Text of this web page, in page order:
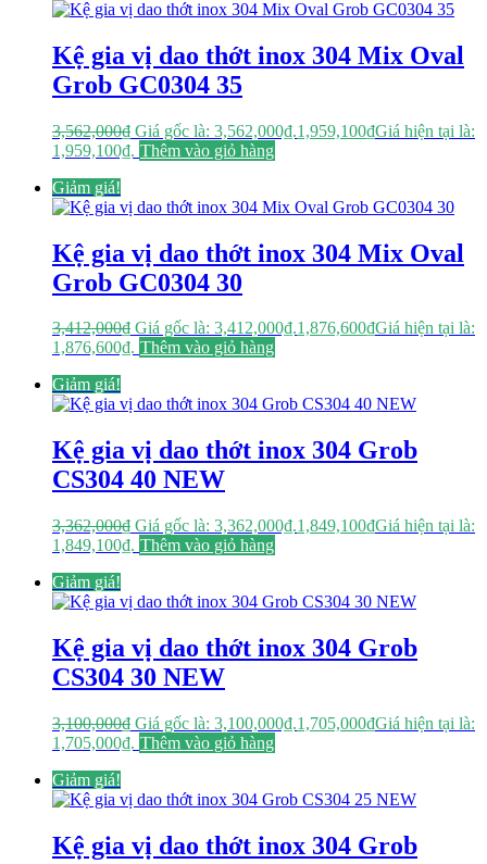
Kệ gia vị dao thớt inox 304 Mix Oval
Grob GC0304 35
3,562,000₫ Giá gốc là: 3,562,000₫.1,959,100₫Giá hiện tại là:
1,959,100₫. Thêm vào giỏ hàng
Giảm giá!
Kệ gia vị dao thớt inox 304 Mix Oval
Grob GC0304 30
3,412,000₫ Giá gốc là: 3,412,000₫.1,876,600₫Giá hiện tại là:
1,876,600₫. Thêm vào giỏ hàng
Giảm giá!
Kệ gia vị dao thớt inox 304 Grob
CS304 40 NEW
3,362,000₫ Giá gốc là: 3,362,000₫.1,849,100₫Giá hiện tại là:
1,849,100₫. Thêm vào giỏ hàng
Giảm giá!
Kệ gia vị dao thớt inox 304 Grob
CS304 30 NEW
3,100,000₫ Giá gốc là: 3,100,000₫.1,705,000₫Giá hiện tại là:
1,705,000₫. Thêm vào giỏ hàng
Giảm giá!
Kệ gia vị dao thớt inox 304 Grob